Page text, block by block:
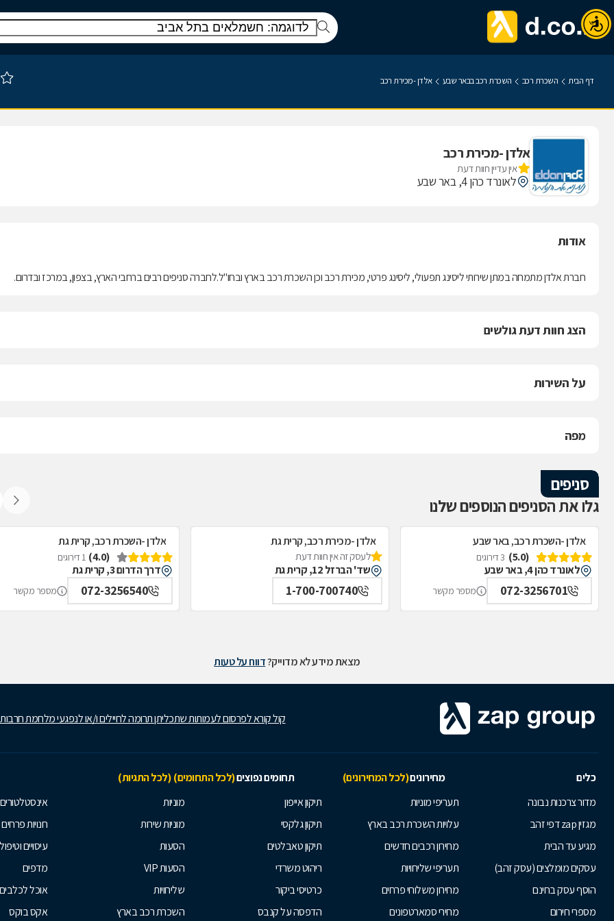
דף הבית השכרת רכב השכרת רכב בבאר שבע אלדן -מכירת רכב
אלדן -מכירת רכב
אין עדיין חוות דעת
לאונרד כהן 4, באר שבע
אודות
חברת אלדן מתמחה במתן שירותי ליסינג תפעולי, ליסינג פרטי, מכירת רכב וכן השכרת רכב בארץ ובחו"ל.לחברה סניפים רבים ברחבי הארץ, בצפון, במרכז ובדרום.
הצג חוות דעת גולשים
על השירות
מפה
סניפים
גלו את הסניפים הנוספים שלנו
אלדן -השכרת רכב, באר שבע
(5.0)
3 דירוגים
לאונרד כהן 4, באר שבע
072-3256701 מספר מקשר
אלדן -מכירת רכב, קרית גת
לעסק זה אין חוות דעת
שד' הברזל 12, קרית גת
1-700-700740
אלדן -השכרת רכב, קרית גת
(4.0)
1 דירוגים
דרך הדרום 3, קרית גת
072-3256540 מספר מקשר
מצאת מידע לא מדוייק?דווח על טעות
קול קורא לפרסום לעמותות שתכליתן תרומה לחיילים ו/או לנפגעי מלחמת
כלים מחירונים(לכל המחירונים) תחומים נפוצים(לכל התחומים) (לכל התגיות)
מדור צרכנות נבונה
מגזין zap דפי זהב
מגיע עד הבית
עסקים מומלצים (עסק זהב)
הוסף עסק בחינם
מספרי חירום
תעריפי מוניות
עלויות השכרת רכב בארץ
מחירון רכבים חדשים
תעריפי שליחויות
מחירון משלוחי פרחים
מחירי סמארטפונים
תיקון אייפון
תיקון גלקסי
תיקון טאבלטים
ריהוט משרדי
כרטיסי ביקור
הדפסה על קנבס
מוניות
מוניות שירות
הסעות
הסעות VIP
שליחויות
השכרת רכב בארץ
אינסטלטורים
חנויות פרחים
עיסויים
מדפים
אוכל לכלבים
אקס בוקס